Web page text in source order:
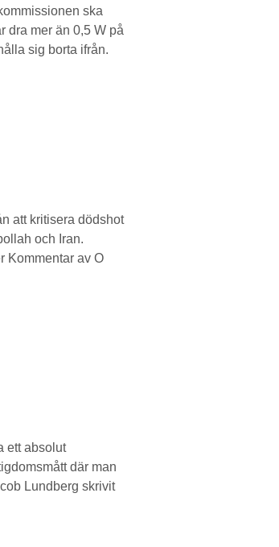
ska
dra mer än 0,5 W på
sig borta ifrån.
att kritisera dödshot
och Iran.
Kommentar av O
ett absolut
där man
Lundberg skrivit